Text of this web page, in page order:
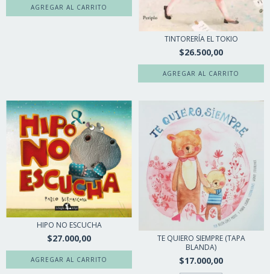
TINTORERÍA EL TOKIO
$26.500,00
HIPO NO ESCUCHA
$27.000,00
TE QUIERO SIEMPRE (TAPA
BLANDA)
$17.000,00